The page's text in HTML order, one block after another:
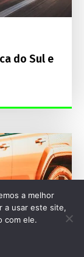
do Sul e
a melhor
a usar este site,
com ele.